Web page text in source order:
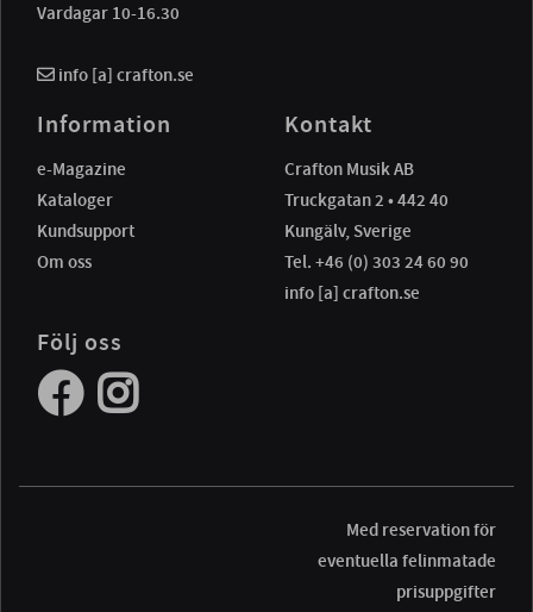
Vardagar 10-16.30
info [a] crafton.se
Information
e-Magazine
Kataloger
Kundsupport
Om oss
Kontakt
Crafton Musik AB
Truckgatan 2 • 442 40
Kungälv, Sverige
Tel. +46 (0) 303 24 60 90
info [a] crafton.se
Följ oss
Med reservation för
eventuella felinmatade
prisuppgifter